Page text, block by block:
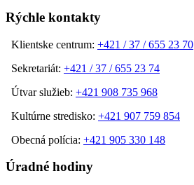
Rýchle kontakty
Klientske centrum: +421 / 37 / 655 23 70
Sekretariát: +421 / 37 / 655 23 74
Útvar služieb: +421 908 735 968
Kultúrne stredisko: +421 907 759 854
Obecná polícia: +421 905 330 148
Úradné hodiny